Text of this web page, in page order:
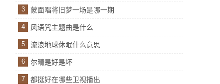
3 蒙面唱将旧梦一场是哪一期
4 风语咒主题曲是什么
5 流浪地球休眠什么意思
6 尔晴是好是坏
7 都挺好在哪些卫视播出